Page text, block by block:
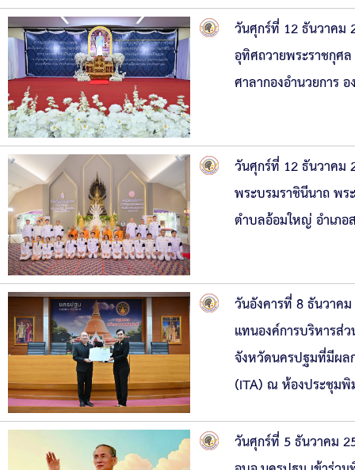
วันศุกร์ที่ 12 ธันวาคม
อุทิศถวายพระราชกุศ
ศาลากองอำนวยการ
วันศุกร์ที่ 12 ธันวาคม
พระบรมราชินีนาถ พ
ตำบลอ้อมใหญ่ อำเภ
วันอังคารที่ 8 ธันวาค
แทนองค์การบริหารส่
จังหวัดนครปฐมที่มีผล
(ITA) ณ ห้องประชุม
วันศุกร์ที่ 5 ธันวาคม